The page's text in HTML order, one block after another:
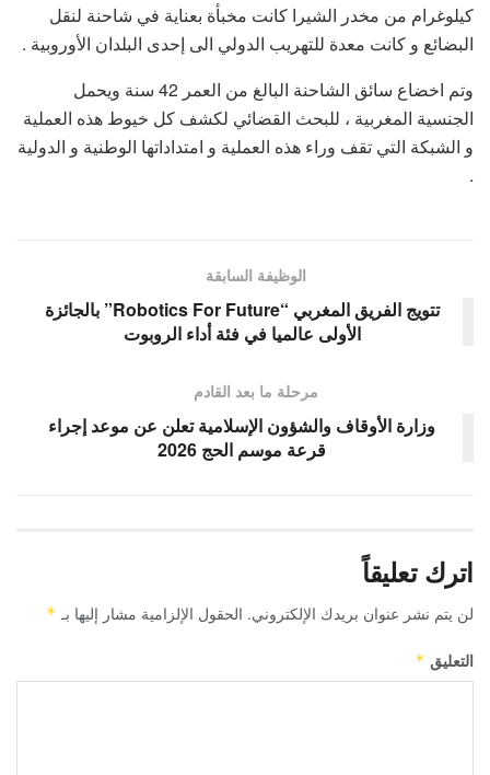
كيلوغرام من مخدر الشيرا كانت مخبأة بعناية في شاحنة لنقل
البضائع و كانت معدة للتهريب الدولي الى إحدى البلدان الأوروبية .
وتم اخضاع سائق الشاحنة البالغ من العمر 42 سنة ويحمل
الجنسية المغربية ، للبحث القضائي لكشف كل خيوط هذه العملية
و الشبكة التي تقف وراء هذه العملية و امتداداتها الوطنية و الدولية
.
الوظيفة السابقة
تتويج الفريق المغربي “Robotics For Future” بالجائزة
الأولى عالميا في فئة أداء الروبوت
مرحلة ما بعد القادم
وزارة الأوقاف والشؤون الإسلامية تعلن عن موعد إجراء
قرعة موسم الحج 2026
اترك تعليقاً
لن يتم نشر عنوان بريدك الإلكتروني. الحقول الإلزامية مشار إليها بـ *
التعليق *